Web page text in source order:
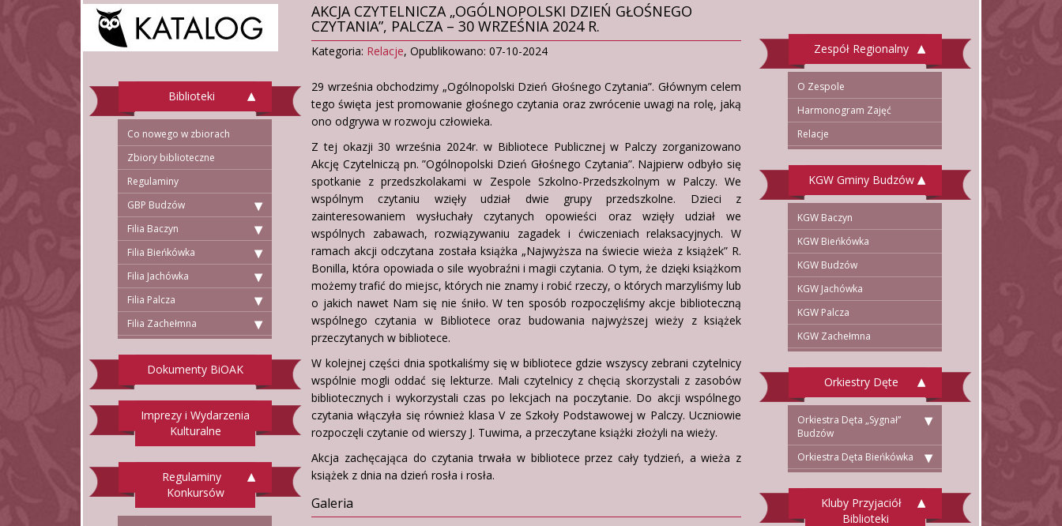
Biblioteki
Co nowego w zbiorach
Zbiory biblioteczne
Regulaminy
GBP Budzów
Filia Baczyn
Filia Bieńkówka
Filia Jachówka
Filia Palcza
Filia Zachełmna
Dokumenty BiOAK
Imprezy i Wydarzenia
Kulturalne
Regulaminy
Konkursów
AKCJA CZYTELNICZA „OGÓLNOPOLSKI DZIEŃ GŁOŚNEGO
CZYTANIA”, PALCZA – 30 WRZEŚNIA 2024 R.
Kategoria: Relacje, Opublikowano: 07-10-2024
29 września obchodzimy „Ogólnopolski Dzień Głośnego Czytania”. Głównym celem
tego święta jest promowanie głośnego czytania oraz zwrócenie uwagi na rolę, jaką
ono odgrywa w rozwoju człowieka.
Z tej okazji 30 września 2024r. w Bibliotece Publicznej w Palczy zorganizowano
Akcję Czytelniczą pn. ”Ogólnopolski Dzień Głośnego Czytania”. Najpierw odbyło się
spotkanie z przedszkolakami w Zespole Szkolno-Przedszkolnym w Palczy. We
wspólnym czytaniu wzięły udział dwie grupy przedszkolne. Dzieci z
zainteresowaniem wysłuchały czytanych opowieści oraz wzięły udział we
wspólnych zabawach, rozwiązywaniu zagadek i ćwiczeniach relaksacyjnych. W
ramach akcji odczytana została książka „Najwyższa na świecie wieża z książek” R.
Bonilla, która opowiada o sile wyobraźni i magii czytania. O tym, że dzięki książkom
możemy trafić do miejsc, których nie znamy i robić rzeczy, o których marzyliśmy lub
o jakich nawet Nam się nie śniło. W ten sposób rozpoczęliśmy akcje biblioteczną
wspólnego czytania w Bibliotece oraz budowania najwyższej wieży z książek
przeczytanych w bibliotece.
W kolejnej części dnia spotkaliśmy się w bibliotece gdzie wszyscy zebrani czytelnicy
wspólnie mogli oddać się lekturze. Mali czytelnicy z chęcią skorzystali z zasobów
bibliotecznych i wykorzystali czas po lekcjach na poczytanie. Do akcji wspólnego
czytania włączyła się również klasa V ze Szkoły Podstawowej w Palczy. Uczniowie
rozpoczęli czytanie od wierszy J. Tuwima, a przeczytane książki złożyli na wieży.
Akcja zachęcająca do czytania trwała w bibliotece przez cały tydzień, a wieża z
książek z dnia na dzień rosła i rosła.
Galeria
Zespół Regionalny
O Zespole
Harmonogram Zajęć
Relacje
KGW Gminy Budzów
KGW Baczyn
KGW Bieńkówka
KGW Budzów
KGW Jachówka
KGW Palcza
KGW Zachełmna
Orkiestry Dęte
Orkiestra Dęta „Sygnał”
Budzów
Orkiestra Dęta Bieńkówka
Kluby Przyjaciół
Biblioteki